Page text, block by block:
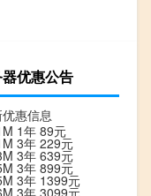
优惠公告
惠信息
1年 89元
3年 229元
3年 639元
3年 899元
3年 1399元
3年 3099元